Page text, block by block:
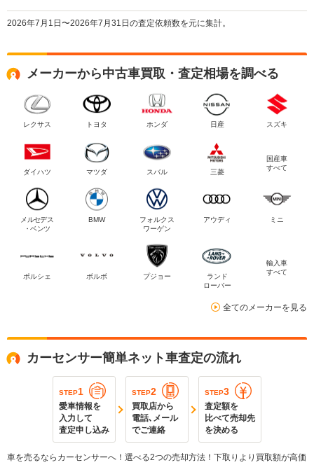
2026年7月1日〜2026年7月31日の査定依頼数を元に集計。
メーカーから中古車買取・査定相場を調べる
レクサス トヨタ ホンダ 日産 スズキ
ダイハツ マツダ スバル 三菱
国産車
すべて
メルセデス
・ベンツ
BMW
フォルクス
ワーゲン
アウディ ミニ
ポルシェ ボルボ プジョー
ランド
ローバー
輸入車
すべて
全てのメーカーを見る
カーセンサー簡単ネット車査定の流れ
STEP1
愛車情報を
入力して
査定申し込み
STEP2
買取店から
電話､メール
でご連絡
STEP3
査定額を
比べて売却先
を決める
車を売るならカーセンサーへ！選べる2つの売却方法！下取りより買取額が高価